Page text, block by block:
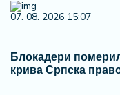
07. 08. 2026 15:07
Блокадери
крива Српска